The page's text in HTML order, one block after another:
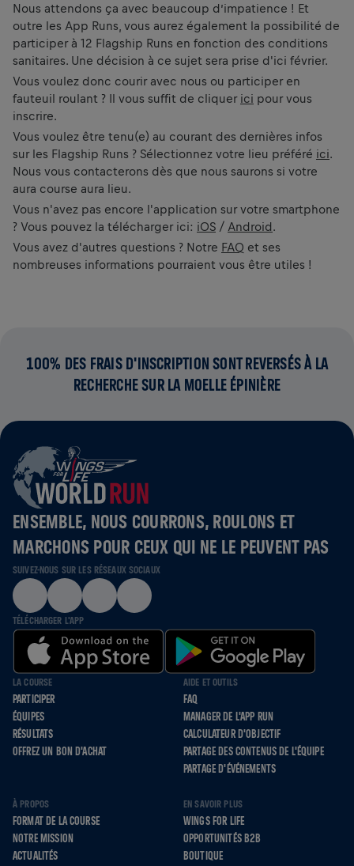
Nous attendons ça avec beaucoup d’impatience ! Et
outre les App Runs, vous aurez également la possibilité de
participer à 12 Flagship Runs en fonction des conditions
sanitaires. Une décision à ce sujet sera prise d'ici février.
Vous voulez donc courir avec nous ou participer en
fauteuil roulant ? Il vous suffit de cliquer ici pour vous
inscrire.
Vous voulez être tenu(e) au courant des dernières infos
sur les Flagship Runs ? Sélectionnez votre lieu préféré ici.
Nous vous contacterons dès que nous saurons si votre
aura course aura lieu.
Vous n'avez pas encore l'application sur votre smartphone
? Vous pouvez la télécharger ici: iOS / Android.
Vous avez d'autres questions ? Notre FAQ et ses
nombreuses informations pourraient vous être utiles !
100% DES FRAIS D'INSCRIPTION SONT REVERSÉS À LA
RECHERCHE SUR LA MOELLE ÉPINIÈRE
ENSEMBLE, NOUS COURRONS, ROULONS ET
MARCHONS POUR CEUX QUI NE LE PEUVENT PAS
SUIVEZ-NOUS SUR LES RÉSEAUX SOCIAUX
TÉLÉCHARGER L'APP
LA COURSE
PARTICIPER
ÉQUIPES
RÉSULTATS
OFFREZ UN BON D'ACHAT
AIDE ET OUTILS
FAQ
MANAGER DE L'APP RUN
CALCULATEUR D'OBJECTIF
PARTAGE DES CONTENUS DE L'ÉQUIPE
PARTAGE D'ÉVÉNEMENTS
À PROPOS
FORMAT DE LA COURSE
NOTRE MISSION
ACTUALITÉS
EN SAVOIR PLUS
WINGS FOR LIFE
OPPORTUNITÉS B2B
BOUTIQUE